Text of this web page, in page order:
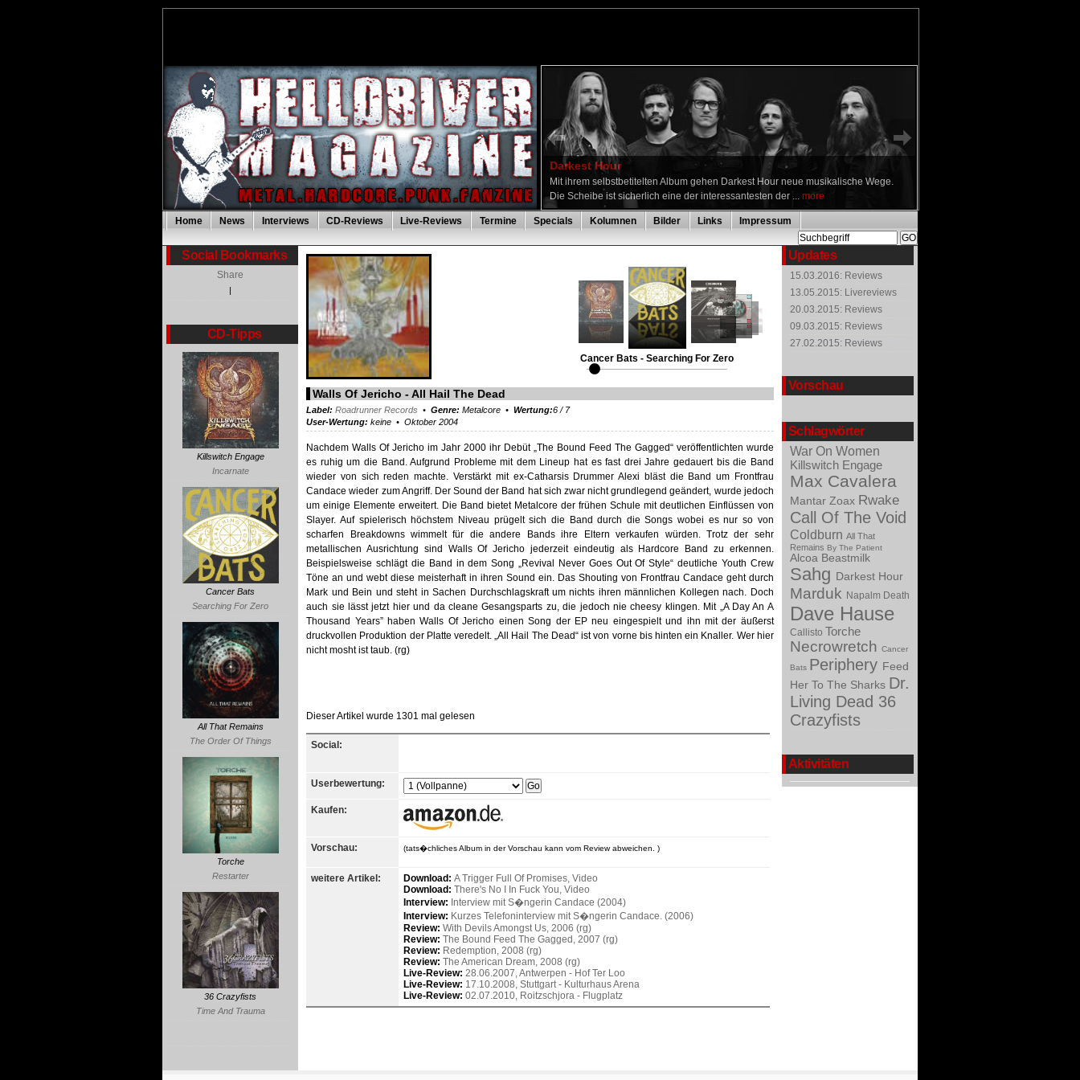
Darkest Hour
Mit ihrem selbstbetitelten Album gehen Darkest Hour neue musikalische Wege.
Die Scheibe ist sicherlich eine der interessantesten der ... more
Home News Interviews CD-Reviews Live-Reviews Termine Specials Kolumnen Bilder Links Impressum
Social Bookmarks
Share
|
CD-Tipps
Killswitch Engage
Incarnate
Cancer Bats
Searching For Zero
All That Remains
The Order Of Things
Torche
Restarter
36 Crazyfists
Time And Trauma
Updates
15.03.2016: Reviews
13.05.2015: Livereviews
20.03.2015: Reviews
09.03.2015: Reviews
27.02.2015: Reviews
Vorschau
Schlagwörter
War On Women
Killswitch Engage
Max Cavalera
Mantar Zoax Rwake
Call Of The Void
Coldburn All That
Remains By The Patient
Alcoa Beastmilk
Sahg Darkest Hour
Marduk Napalm Death
Dave Hause
Callisto Torche
Necrowretch Cancer
Bats Periphery Feed
Her To The Sharks Dr.
Living Dead 36
Crazyfists
Aktivitäten
Cancer Bats - Searching For Zero
Walls Of Jericho - All Hail The Dead
Label: Roadrunner Records •Genre: Metalcore •Wertung:6 / 7
User-Wertung:keine • Oktober 2004
Nachdem Walls Of Jericho im Jahr 2000 ihr Debüt „The Bound Feed The Gagged“ veröffentlichten wurde
es ruhig um die Band. Aufgrund Probleme mit dem Lineup hat es fast drei Jahre gedauert bis die Band
wieder von sich reden machte. Verstärkt mit ex-Catharsis Drummer Alexi bläst die Band um Frontfrau
Candace wieder zum Angriff. Der Sound der Band hat sich zwar nicht grundlegend geändert, wurde jedoch
um einige Elemente erweitert. Die Band bietet Metalcore der frühen Schule mit deutlichen Einflüssen von
Slayer. Auf spielerisch höchstem Niveau prügelt sich die Band durch die Songs wobei es nur so von
scharfen Breakdowns wimmelt für die andere Bands ihre Eltern verkaufen würden. Trotz der sehr
metallischen Ausrichtung sind Walls Of Jericho jederzeit eindeutig als Hardcore Band zu erkennen.
Beispielsweise schlägt die Band in dem Song „Revival Never Goes Out Of Style“ deutliche Youth Crew
Töne an und webt diese meisterhaft in ihren Sound ein. Das Shouting von Frontfrau Candace geht durch
Mark und Bein und steht in Sachen Durchschlagskraft um nichts ihren männlichen Kollegen nach. Doch
auch sie lässt jetzt hier und da cleane Gesangsparts zu, die jedoch nie cheesy klingen. Mit „A Day An A
Thousand Years” haben Walls Of Jericho einen Song der EP neu eingespielt und ihn mit der äußerst
druckvollen Produktion der Platte veredelt. „All Hail The Dead“ ist von vorne bis hinten ein Knaller. Wer hier
nicht mosht ist taub. (rg)
Dieser Artikel wurde 1301 mal gelesen
Social:
Userbewertung:
Kaufen:
Vorschau: (tats�chliches Album in der Vorschau kann vom Review abweichen. )
weitere Artikel: Download:A Trigger Full Of Promises, Video
Download:There's No I In Fuck You, Video
Interview: Interview mit S�ngerin Candace (2004)
Interview: Kurzes Telefoninterview mit S�ngerin Candace. (2006)
Review:With Devils Amongst Us, 2006 (rg)
Review:The Bound Feed The Gagged, 2007 (rg)
Review: Redemption, 2008 (rg)
Review:The American Dream, 2008 (rg)
Live-Review: 28.06.2007, Antwerpen - Hof Ter Loo
Live-Review: 17.10.2008, Stuttgart - Kulturhaus Arena
Live-Review:02.07.2010, Roitzschjora - Flugplatz